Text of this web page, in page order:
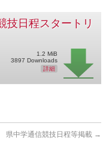
技日程スタートリ
1.2 MiB
3897 Downloads
詳細
県中学通信競技日程等掲載 →